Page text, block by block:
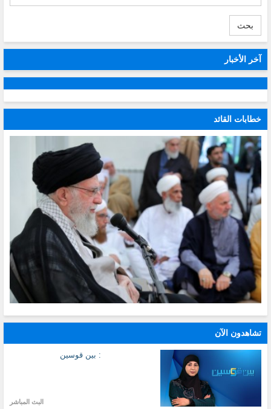
بحث
آخر الأخبار
خطابات القائد
تشاهدون الآن
: بين قوسين
البث المباشر